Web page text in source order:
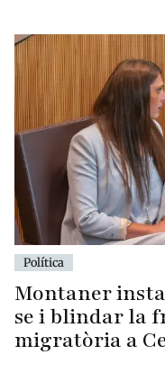
Política
Montaner
se i blindar la
migratòria a